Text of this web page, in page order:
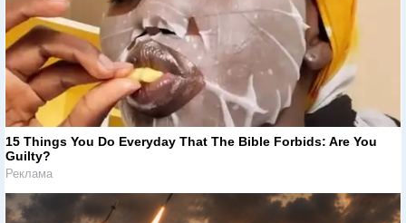
15 Things You Do Everyday That The Bible Forbids: Are You
Guilty?
Реклама